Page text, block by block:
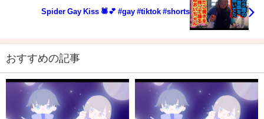
Spider Gay Kiss 🕷️💕 #gay #tiktok #shorts
おすすめの記事